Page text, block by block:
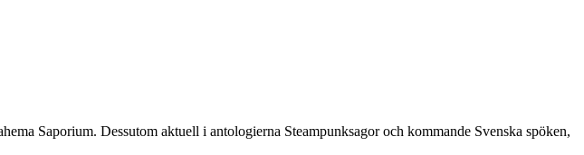
Saporium. Dessutom aktuell i antologierna Steampunksagor och kommande Svenska spöken,